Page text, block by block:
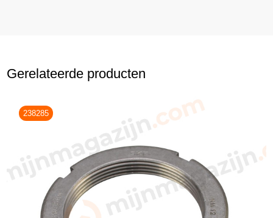
Gerelateerde producten
238285